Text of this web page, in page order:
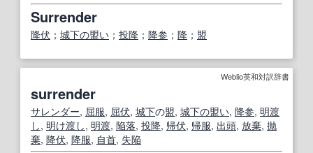
Surrender
降伏 ； 城下の盟い ； 投降 ； 降参 ； 降 ； 盟
Weblio英和対訳辞書
surrender
サレンダー, 屈服, 屈伏, 城下の盟, 城下の盟い, 降参, 明渡
し, 明け渡し, 明渡, 陥落, 投降, 帰伏, 帰服, 出頭, 放棄, 抛
棄, 降伏, 降服, 自首, 失陥